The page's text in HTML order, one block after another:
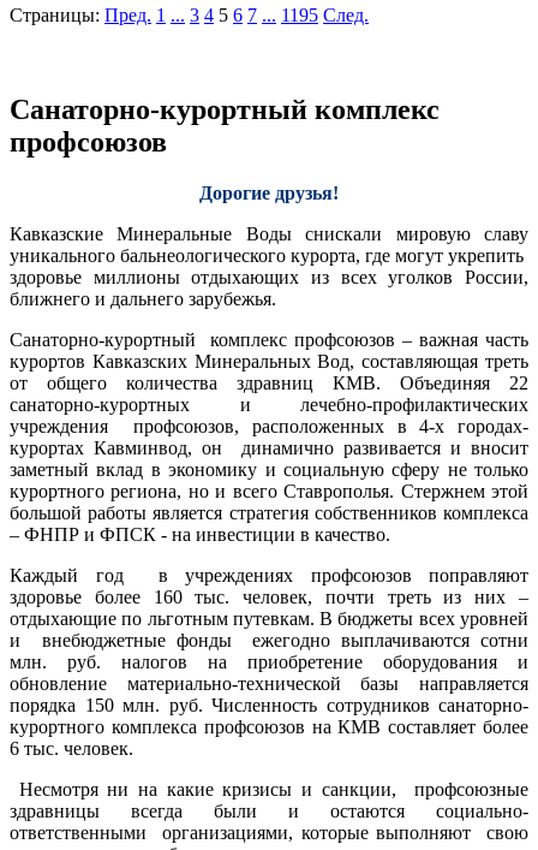
Страницы: Пред. 1 ... 3 4 5 6 7 ... 1195 След.
Санаторно-курортный комплекс
профсоюзов
Дорогие друзья!
Кавказские Минеральные Воды снискали мировую славу
уникального бальнеологического курорта, где могут укрепить
здоровье миллионы отдыхающих из всех уголков России,
ближнего и дальнего зарубежья.
Санаторно-курортный комплекс профсоюзов – важная часть
курортов Кавказских Минеральных Вод, составляющая треть
от общего количества здравниц КМВ. Объединяя 22
санаторно-курортных и лечебно-профилактических
учреждения профсоюзов, расположенных в 4-х городах-
курортах Кавминвод, он динамично развивается и вносит
заметный вклад в экономику и социальную сферу не только
курортного региона, но и всего Ставрополья. Стержнем этой
большой работы является стратегия собственников комплекса
– ФНПР и ФПСК - на инвестиции в качество.
Каждый год в учреждениях профсоюзов поправляют
здоровье более 160 тыс. человек, почти треть из них –
отдыхающие по льготным путевкам. В бюджеты всех уровней
и внебюджетные фонды ежегодно выплачиваются сотни
млн. руб. налогов на приобретение оборудования и
обновление материально-технической базы направляется
порядка 150 млн. руб. Численность сотрудников санаторно-
курортного комплекса профсоюзов на КМВ составляет более
6 тыс. человек.
Несмотря ни на какие кризисы и санкции, профсоюзные
здравницы всегда были и остаются социально-
ответственными организациями, которые выполняют свою